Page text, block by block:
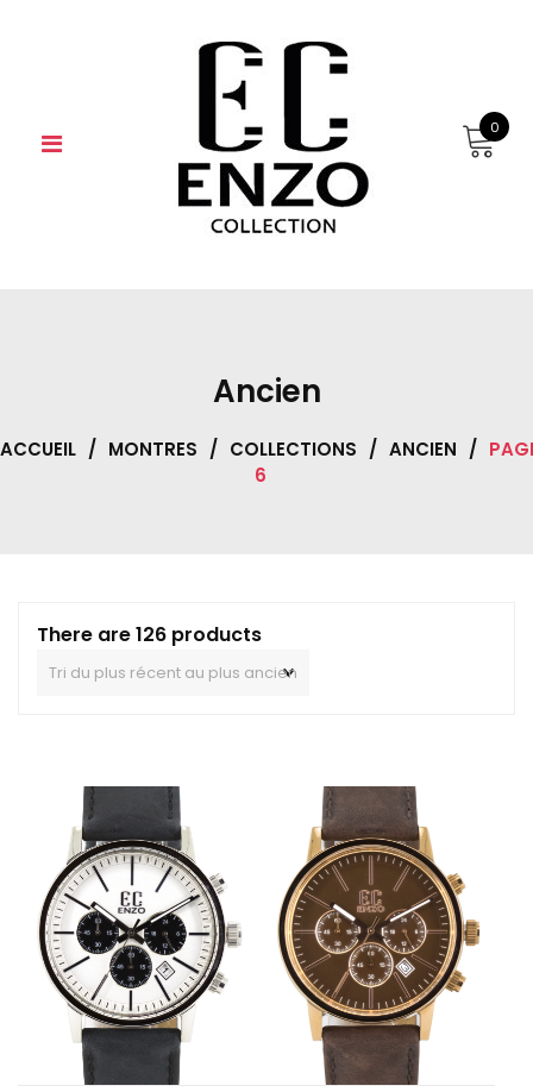
0
Ancien
ACCUEIL / MONTRES / COLLECTIONS / ANCIEN /
6
There are 126 products